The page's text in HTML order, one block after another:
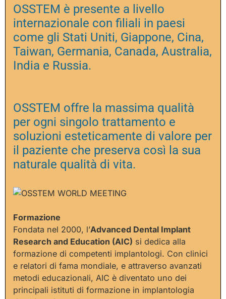
OSSTEM è presente a livello
internazionale con filiali in paesi
come gli Stati Uniti, Giappone, Cina,
Taiwan, Germania, Canada, Australia,
India e Russia.
OSSTEM offre la massima qualità
per ogni singolo trattamento e
soluzioni esteticamente di valore per
il paziente che preserva così la sua
naturale qualità di vita.
Formazione
Fondata nel 2000, l’Advanced Dental Implant
Research and Education (AIC) si dedica alla
formazione di competenti implantologi. Con clinici
e relatori di fama mondiale, e attraverso avanzati
metodi educazionali, AIC è diventato uno dei
principali istituti di formazione in implantologia